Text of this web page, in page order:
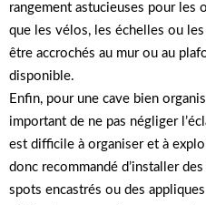
rangement astucieuses pour les
que les vélos, les échelles ou
être accrochés au mur ou au
disponible.
Enfin, pour une cave bien
important de ne pas négliger
est difficile à organiser et à
donc recommandé d’installer
spots encastrés ou des